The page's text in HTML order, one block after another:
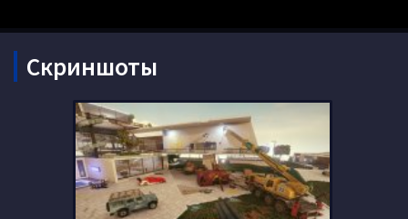
Скриншоты